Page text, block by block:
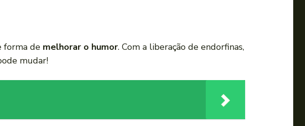
forma de melhorar o humor. Com a liberação de endorfinas,
mudar!